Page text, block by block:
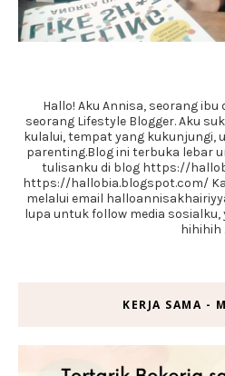
Hallo! Aku Annisa, seorang
seorang Lifestyle Blogger. Aku
kulalui, tempat yang kukunjungi,
parenting.Blog ini terbuka lebar
tulisanku di blog https://
https://hallobia.blogspot.com/
melalui email
lupa untuk follow media
hihihih .
KERJA SAMA -